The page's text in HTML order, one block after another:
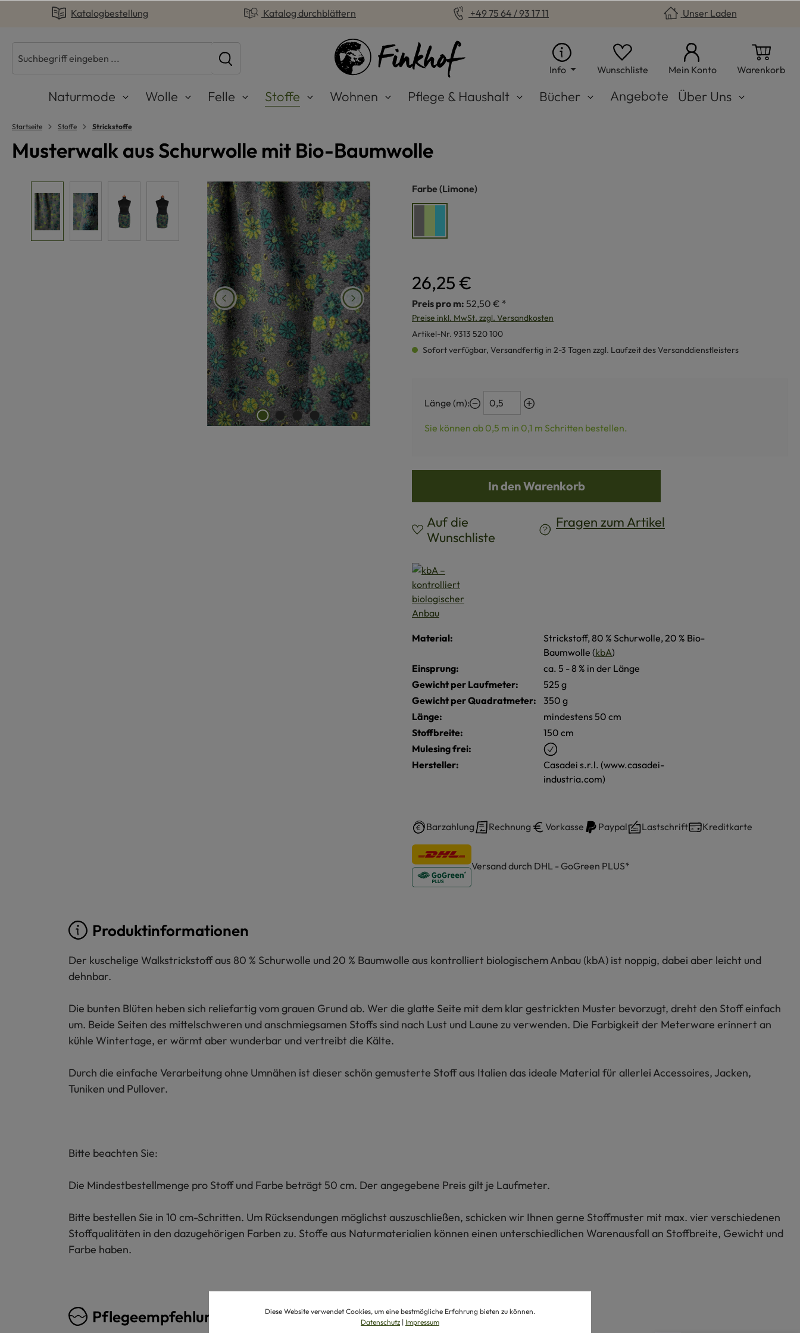
Zur Hauptnavigation springen
Katalogbestellung Katalog durchblättern +49 75 64 / 93 17 11 Unser Laden
Info Wunschliste Du hast 0 Produkte auf dem
Mein Konto Warenkorb
Naturmode Wolle Felle Stoffe Wohnen Pflege & Haushalt Bücher Angebote Über Uns
Startseite Stoffe Strickstoffe
Musterwalk aus Schurwolle mit Bio-Baumwolle
Farbe auswählen
(Limone)
26,25 €
Preis pro m: 52,50 € *
Preise inkl. MwSt. zzgl. Versandkosten
Artikel-Nr. 9313 520 100
Sofort verfügbar, Versandfertig in 2-3 Tagen zzgl. Laufzeit des Versanddienstleisters
Länge (m):
Sie können ab 0,5 m in 0,1 m Schritten bestellen.
In den Warenkorb
Auf die
Wunschliste
Fragen zum Artikel
Material:
Strickstoff, 80 % Schurwolle, 20 % Bio-
Baumwolle (kbA)
Einsprung:
ca. 5 - 8 % in der Länge
Gewicht per Laufmeter:
525 g
Gewicht per Quadratmeter:
350 g
Länge:
mindestens 50 cm
Stoffbreite:
150 cm
Mulesing frei:
Hersteller:
Casadei s.r.l. (www.casadei-
industria.com)
Barzahlung Rechnung Vorkasse Paypal Lastschrift Kreditkarte
Versand durch DHL - GoGreen PLUS*
Produktinformationen
Der kuschelige Walkstrickstoff aus 80 % Schurwolle und 20 % Baumwolle aus kontrolliert biologischem Anbau (kbA) ist noppig, dabei aber leicht und
dehnbar.
Die bunten Blüten heben sich reliefartig vom grauen Grund ab. Wer die glatte Seite mit dem klar gestrickten Muster bevorzugt, dreht den Stoff einfach
um. Beide Seiten des mittelschweren und anschmiegsamen Stoffs sind nach Lust und Laune zu verwenden. Die Farbigkeit der Meterware erinnert an
kühle Wintertage, er wärmt aber wunderbar und vertreibt die Kälte.
Durch die einfache Verarbeitung ohne Umnähen ist dieser schön gemusterte Stoff aus Italien das ideale Material für allerlei Accessoires, Jacken,
Tuniken und Pullover.
Bitte beachten Sie:
Die Mindestbestellmenge pro Stoff und Farbe beträgt 50 cm. Der angegebene Preis gilt je Laufmeter.
Bitte bestellen Sie in 10 cm-Schritten. Um Rücksendungen möglichst auszuschließen, schicken wir Ihnen gerne Stoffmuster mit max. vier verschiedenen
Stoffqualitäten in den dazugehörigen Farben zu. Stoffe aus Naturmaterialien können einen unterschiedlichen Warenausfall an Stoffbreite, Gewicht und
Farbe haben.
Pflegeempfehlung
Diese Website verwendet Cookies, um eine bestmögliche Erfahrung bieten zu können.
Datenschutz | Impressum